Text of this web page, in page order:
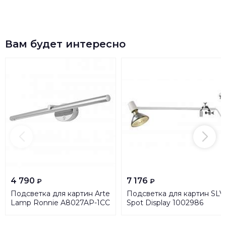
Вам будет интересно
4 790 ₽
Подсветка для картин Arte
Lamp Ronnie A8027AP-1CC
7 176 ₽
Подсветка для картин SLV
Spot Display 1002986